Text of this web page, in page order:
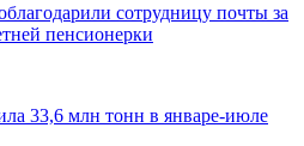
сотрудницу почты за
пенсионерки
33,6 млн тонн в январе-июле